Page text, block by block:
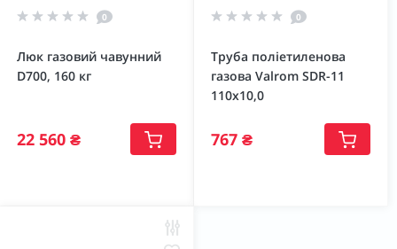
0
Люк газовий чавунний
D700, 160 кг
22 560 ₴
0
Труба поліетиленова
газова Valrom SDR-11
110х10,0
767 ₴